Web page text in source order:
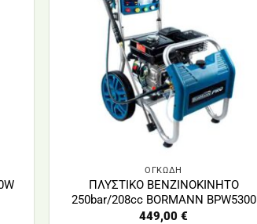
ΟΓΚΩΔΗ
ΠΛΥΣΤΙΚΟ ΒΕΝΖΙΝΟΚΙΝΗΤΟ
250bar/208cc BORMANN BPW5300
449,00 €